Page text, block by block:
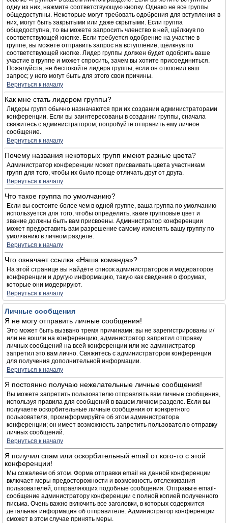
одну из них, нажмите соответствующую кнопку. Однако не все группы
общедоступны. Некоторые могут требовать одобрения для вступления в
них, могут быть закрытыми или даже скрытыми. Если группа
общедоступна, то вы можете запросить членство в ней, щёлкнув по
соответствующей кнопке. Если требуется одобрение на участие в
группе, вы можете отправить запрос на вступление, щёлкнув по
соответствующей кнопке. Лидер группы должен будет одобрить ваше
участие в группе и может спросить, зачем вы хотите присоединиться.
Пожалуйста, не беспокойте лидера группы, если он отклонил ваш
запрос; у него могут быть для этого свои причины.
Вернуться к началу
Как мне стать лидером группы?
Лидеры групп обычно назначаются при их создании администраторами
конференции. Если вы заинтересованы в создании группы, сначала
свяжитесь с администратором; попробуйте отправить ему личное
сообщение.
Вернуться к началу
Почему названия некоторых групп имеют разные цвета?
Администратор конференции может присваивать цвета участникам
групп для того, чтобы их было проще отличать друг от друга.
Вернуться к началу
Что такое группа по умолчанию?
Если вы состоите более чем в одной группе, ваша группа по умолчанию
используется для того, чтобы определить, какие групповые цвет и
звание должны быть вам присвоены. Администратор конференции
может предоставить вам разрешение самому изменять вашу группу по
умолчанию в личном разделе.
Вернуться к началу
Что означает ссылка «Наша команда»?
На этой странице вы найдёте список администраторов и модераторов
конференции и другую информацию, такую как сведения о форумах,
которые они модерируют.
Вернуться к началу
Личные сообщения
Я не могу отправить личные сообщения!
Это может быть вызвано тремя причинами: вы не зарегистрированы и/
или не вошли на конференцию, администратор запретил отправку
личных сообщений на всей конференции или же администратор
запретил это вам лично. Свяжитесь с администратором конференции
для получения дополнительной информации.
Вернуться к началу
Я постоянно получаю нежелательные личные сообщения!
Вы можете запретить пользователю отправлять вам личные сообщения,
используя правила для сообщений в вашем личном разделе. Если вы
получаете оскорбительные личные сообщения от конкретного
пользователя, проинформируйте об этом администратора
конференции; он имеет возможность запретить пользователю отправку
личных сообщений.
Вернуться к началу
Я получил спам или оскорбительный email от кого-то с этой
конференции!
Мы сожалеем об этом. Форма отправки email на данной конференции
включает меры предосторожности и возможность отслеживания
пользователей, отправляющих подобные сообщения. Отправьте email-
сообщение администратору конференции с полной копией полученного
письма. Очень важно включить все заголовки, в которых содержится
детальная информация об отправителе. Администратор конференции
сможет в этом случае принять меры.